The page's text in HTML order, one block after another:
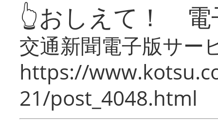
👆おしえて！ 電
交通新聞電子版サー
https://
21/post_4048.html